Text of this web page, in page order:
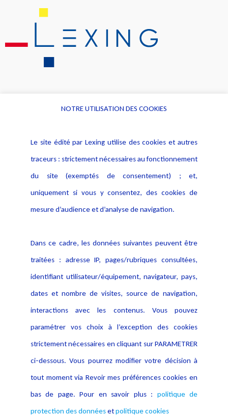
Alerte professionnelle
Déclaration d'accessibilité
Notice Légale
Politique de protection des
données
Publications
NOTRE UTILISATION DES COOKIES
Le site édité par Lexing utilise des cookies et autres
traceurs : strictement nécessaires au fonctionnement
du site (exemptés de consentement) ; et,
uniquement si vous y consentez, des cookies de
mesure d’audience et d’analyse de navigation.
Dans ce cadre, les données suivantes peuvent être
traitées : adresse IP, pages/rubriques consultées,
identifiant utilisateur/équipement, navigateur, pays,
dates et nombre de visites, source de navigation,
interactions avec les contenus. Vous pouvez
paramétrer vos choix à l’exception des cookies
strictement nécessaires en cliquant sur PARAMETRER
ci-dessous. Vous pourrez modifier votre décision à
tout moment via Revoir mes préférences cookies en
bas de page. Pour en savoir plus : politique de
protection des donnéesetpolitique cookies